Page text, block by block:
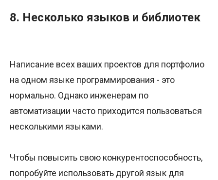
8. Несколько языков и библиотек
Написание всех ваших проектов для портфолио
на одном языке программирования - это
нормально. Однако инженерам по
автоматизации часто приходится пользоваться
несколькими языками.
Чтобы повысить свою конкурентоспособность,
попробуйте использовать другой язык для